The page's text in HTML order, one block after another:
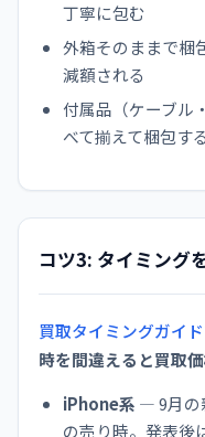
丁寧に包む
外箱そのままで梱
減額される
付属品（ケーブル
べて揃えて梱包する
コツ3: タイミング
買取タイミングガイド
時を間違えると買取
iPhone系 — 9月の
の売り時。発表後